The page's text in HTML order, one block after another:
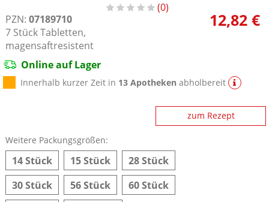
0
PZN: 07189710
7 Stück Tabletten,
magensaftresistent
12,82 €
Online auf Lager
Innerhalb kurzer Zeit in 13 Apotheken abholbereit
zum Rezept
Weitere Packungsgrößen:
14 Stück 15 Stück
28 Stück
30 Stück
56 Stück
60 Stück